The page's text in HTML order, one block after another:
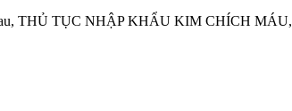
THỦ TỤC NHẬP KHẨU KIM CHÍCH MÁU,